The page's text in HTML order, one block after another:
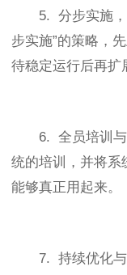
5. 分步实施，
步实施”的策略，
待稳定运行后再扩
6. 全员培训与
统的培训，并将系
能够真正用起来。
7. 持续优化与